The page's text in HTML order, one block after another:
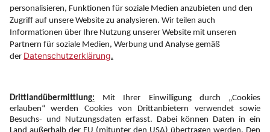
Information
Folgen Sie uns auf
Newsletter: